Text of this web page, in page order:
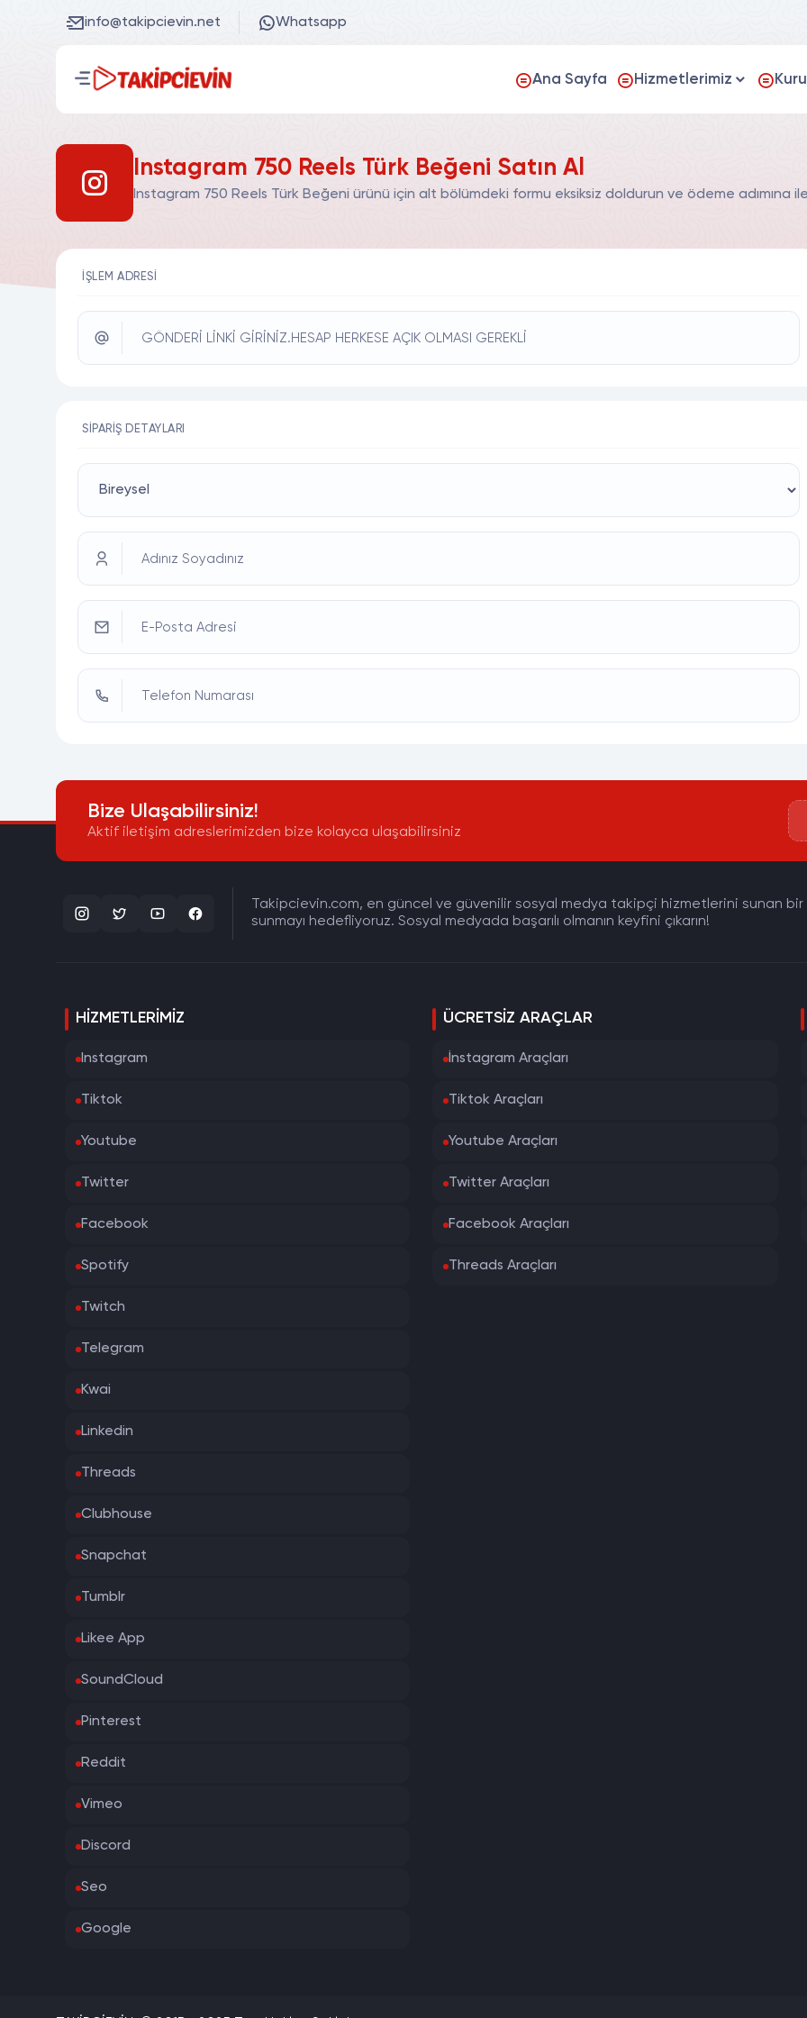
info@takipcievin.net Whatsapp
Ana Sayfa Hizmetlerimiz
Instagram 750 Reels Türk Beğeni Satın Al
Instagram 750 Reels Türk Beğeni ürünü için alt bölümdeki formu eksiksiz doldurun ve ödeme adımına
İŞLEM ADRESI
GÖNDERİ LİNKİ GİRİNİZ.HESAP HERKESE AÇIK OLMASI GEREKLİ
SIPARIŞ DETAYLARI
Adınız Soyadınız
E-Posta Adresi
Telefon Numarası
Bize Ulaşabilirsiniz!
Aktif iletişim adreslerimizden bize kolayca ulaşabilirsiniz
Takipcievin.com, en güncel ve güvenilir sosyal medya takipçi hizmetlerini sunan bir
sunmayı hedefliyoruz. Sosyal medyada başarılı olmanın keyfini çıkarın!
HIZMETLERIMIZ
Instagram
Tiktok
Youtube
Twitter
Facebook
Spotify
Twitch
Telegram
Kwai
Linkedin
Threads
Clubhouse
Snapchat
Tumblr
Likee App
SoundCloud
Pinterest
Reddit
Vimeo
Discord
Seo
Google
ÜCRETSIZ ARAÇLAR
İnstagram Araçları
Tiktok Araçları
Youtube Araçları
Twitter Araçları
Facebook Araçları
Threads Araçları